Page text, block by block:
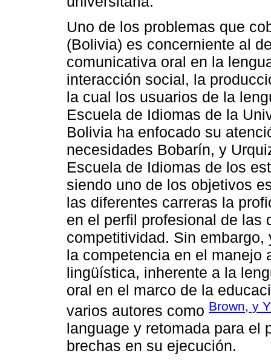
Uno de los problemas que
(Bolivia) es concerniente al
comunicativa oral en la
interacción social, la
la cual los usuarios de la
Escuela de Idiomas de la
Bolivia ha enfocado su
necesidades Bobarín, y
Escuela de Idiomas de los
siendo uno de los objetivos
las diferentes carreras la
en el perfil profesional de las
competitividad. Sin
la competencia en el manejo
lingüística, inherente a la
oral en el marco de la
varios autores como Brown, y
language y retomada para el
brechas en su ejecución.